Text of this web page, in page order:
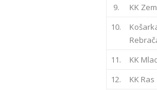
9.
KK
10.
11. KK
12.
KK Ras